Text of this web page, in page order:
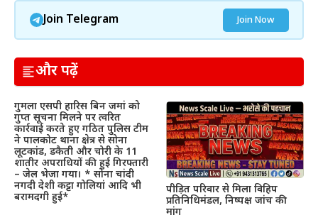
Join Telegram Join Now
और पढ़ें
गुमला एसपी हारिस बिन जमां को
गुप्त सूचना मिलने पर त्वरित
कार्रवाई करते हुए गठित पुलिस टीम
ने पालकोट थाना क्षेत्र से सोना
लूटकांड, डकैती और चोरी के 11
शातीर अपराधियों की हुई गिरफ्तारी
– जेल भेजा गया। * सोना चांदी
नगदी देशी कट्टा गोलियां आदि भी
बरामदगी हुई*
पीड़ित परिवार से मिला विहिप
प्रतिनिधिमंडल, निष्पक्ष जांच की
मांग